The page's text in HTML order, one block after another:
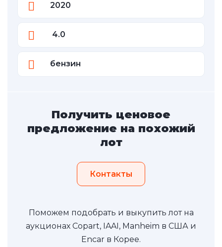
2020
4.0
бензин
Получить ценовое
предложение на похожий
лот
Контакты
Поможем подобрать и выкупить лот на
аукционах Copart, IAAI, Manheim в США и
Encar в Корее.